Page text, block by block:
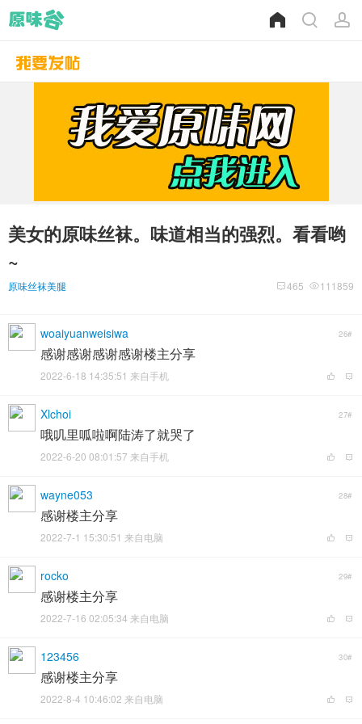
美女的原味丝袜。味道相当的强烈。看看哟
~
原味丝袜美腿 111859
465
woaiyuanweisiwa 26#
感谢感谢感谢感谢楼主分享
2022-6-18 14:35:51 来自手机
Xlchoi 27#
哦叽里呱啦啊陆涛了就哭了
2022-6-20 08:01:57 来自手机
wayne053 28#
感谢楼主分享
2022-7-1 15:30:51 来自电脑
rocko 29#
感谢楼主分享
2022-7-16 02:05:34 来自电脑
123456 30#
感谢楼主分享
2022-8-4 10:46:02 来自电脑